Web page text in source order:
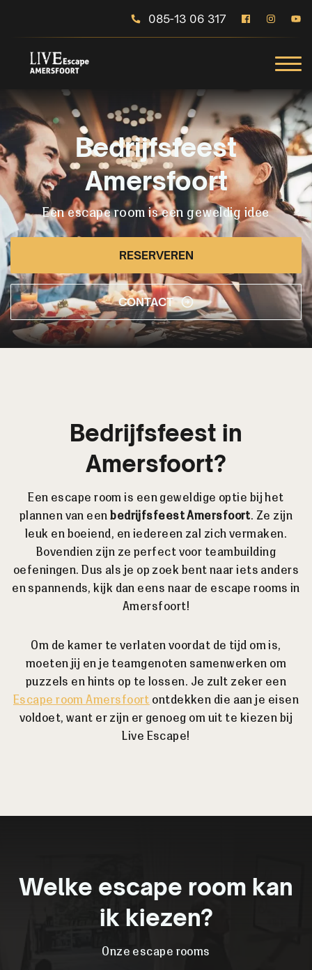
085-13 06 317
Bedrijfsfeest
Amersfoort
Een escape room is een geweldig idee
RESERVEREN
CONTACT
Bedrijfsfeest in
Amersfoort?
Een escape room is een geweldige optie bij het
plannen van eenbedrijfsfeest Amersfoort. Ze zijn
leuk en boeiend, en iedereen zal zich vermaken.
Bovendien zijn ze perfect voor teambuilding
oefeningen. Dus als je op zoek bent naar iets anders
en spannends, kijk dan eens naar de escape rooms in
Amersfoort!
Om de kamer te verlaten voordat de tijd om is,
moeten jij en je teamgenoten samenwerken om
puzzels en hints op te lossen. Je zult zeker een
Escape room Amersfoort ontdekken die aan je eisen
voldoet, want er zijn er genoeg om uit te kiezen bij
Live Escape!
Welke escape room kan
ik kiezen?
Onze escape rooms